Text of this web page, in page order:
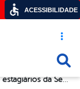
Acesso
Prefeitura de Garanhuns reúne estagiários da Secretaria de Educação para momento especial
ACESSIBILIDADE